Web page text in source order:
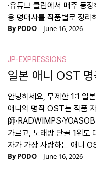
·유튜브 클립에서 매주 등
용 명대사를 작품별로 정리
ByPODO June 16, 2026
JP-EXPRESSIONS
일본 애니 OST
안녕하세요, 무제한 1:1 일
애니의 명작 OST는 작품
師
가르고, 노래방 단골 1위도
자가 가장 사랑하는 애니
ByPODO June 16, 2026